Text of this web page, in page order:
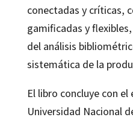
conectadas y críticas,
gamificadas y
del análisis
sistemática de la
El libro concluye con
Universidad Nacional